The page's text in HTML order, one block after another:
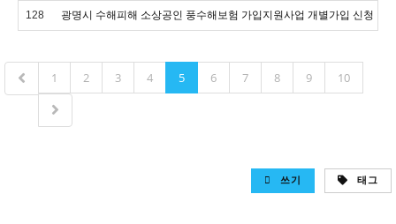
128 광명시 수해피해 소상공인 풍수해보험 가입지원사업 개별가입 신청 안
1 2 3 4 5 6 7 8 9 10
쓰기 태그